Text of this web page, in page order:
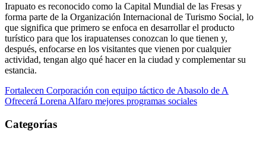
Irapuato es reconocido como la Capital Mundial de las Fresas y
forma parte de la Organización Internacional de Turismo Social, lo
que significa que primero se enfoca en desarrollar el producto
turístico para que los irapuatenses conozcan lo que tienen y,
después, enfocarse en los visitantes que vienen por cualquier
actividad, tengan algo qué hacer en la ciudad y complementar su
estancia.
Navegación
de
entradas
Fortalecen Corporación con equipo táctico de Abasolo de A
Ofrecerá Lorena Alfaro mejores programas sociales
Categorías